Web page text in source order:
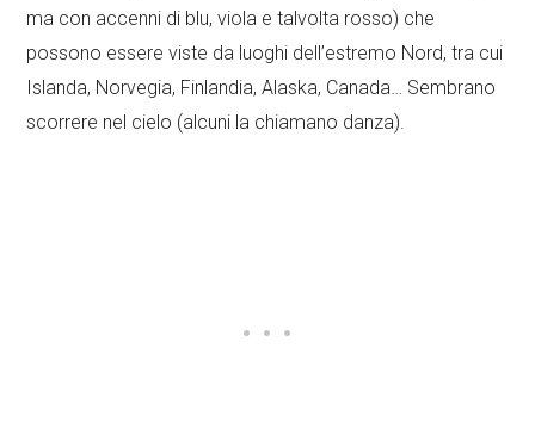
ma con accenni di blu, viola e talvolta rosso) che
possono essere viste da luoghi dell’estremo Nord, tra cui
Islanda, Norvegia, Finlandia, Alaska, Canada… Sembrano
scorrere nel cielo (alcuni la chiamano danza).